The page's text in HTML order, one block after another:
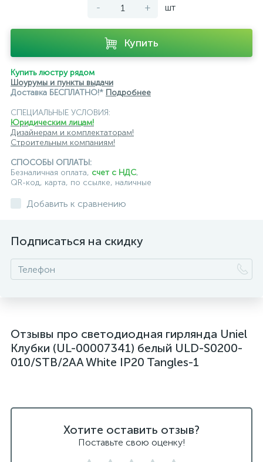
- + шт
Купить
Купить люстру рядом
Шоурумы и пункты выдачи
Доставка БЕСПЛАТНО!* Подробнее
СПЕЦИАЛЬНЫЕ УСЛОВИЯ:
Юридическим лицам!
Дизайнерам и комплектаторам!
Строительным компаниям!
СПОСОБЫ ОПЛАТЫ:
Безналичная оплата, счет с НДС,
QR-код, карта, по ссылке, наличные
Добавить к сравнению
Подписаться на скидку
Отзывы про светодиодная гирлянда Uniel
Клубки (UL-00007341) белый ULD-S0200-
010/STB/2AA White IP20 Tangles-1
Хотите оставить отзыв?
Поставьте свою оценку!